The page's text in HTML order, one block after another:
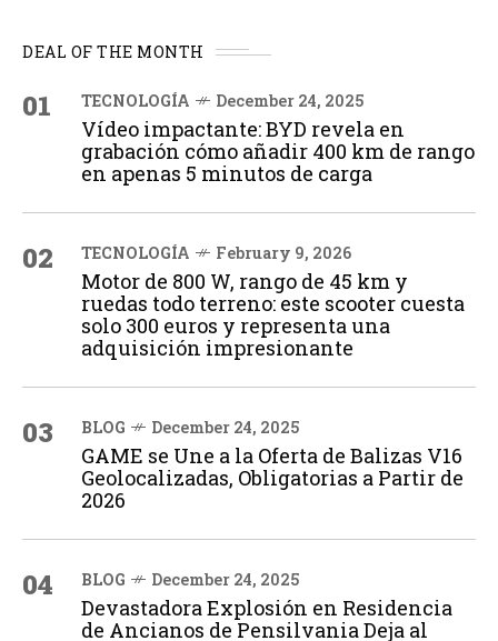
DEAL OF THE MONTH
01 TECNOLOGÍA December 24, 2025
Vídeo impactante: BYD revela en
grabación cómo añadir 400 km de rango
en apenas 5 minutos de carga
02 TECNOLOGÍA February 9, 2026
Motor de 800 W, rango de 45 km y
ruedas todo terreno: este scooter cuesta
solo 300 euros y representa una
adquisición impresionante
03 BLOG December 24, 2025
GAME se Une a la Oferta de Balizas V16
Geolocalizadas, Obligatorias a Partir de
2026
04 BLOG December 24, 2025
Devastadora Explosión en Residencia
de Ancianos de Pensilvania Deja al